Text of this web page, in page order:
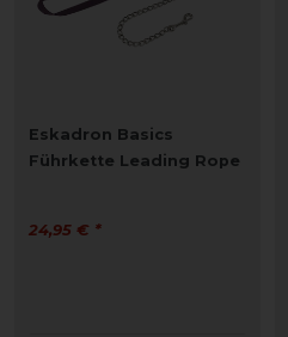
Eskadron Basics
Führkette Leading Rope
24,95 € *